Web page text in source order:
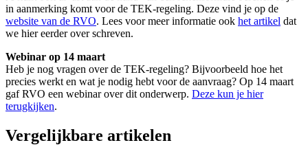
in aanmerking komt voor de TEK-regeling. Deze vind je op de
website van de RVO. Lees voor meer informatie ook het artikel dat
we hier eerder over schreven.
Webinar op 14 maart
Heb je nog vragen over de TEK-regeling? Bijvoorbeeld hoe het
precies werkt en wat je nodig hebt voor de aanvraag? Op 14 maart
gaf RVO een webinar over dit onderwerp. Deze kun je hier
terugkijken.
Vergelijkbare artikelen